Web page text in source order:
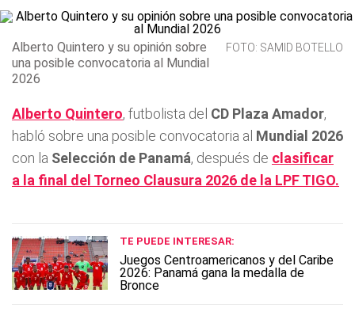
Alberto Quintero y su opinión sobre
una posible convocatoria al Mundial
2026
FOTO: SAMID BOTELLO
Alberto Quintero, futbolista del CD Plaza Amador,
habló sobre una posible convocatoria al Mundial 2026
con la Selección de Panamá, después de clasificar
a la final del Torneo Clausura 2026 de la LPF TIGO.
TE PUEDE INTERESAR:
Juegos Centroamericanos y del Caribe
2026: Panamá gana la medalla de
Bronce